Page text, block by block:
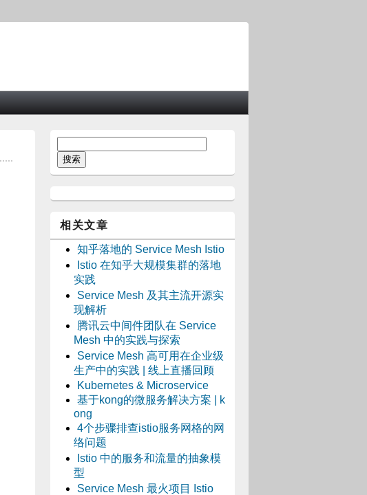
相关文章
知乎落地的 Service Mesh Istio
Istio 在知乎大规模集群的落地
实践
Service Mesh 及其主流开源实
现解析
腾讯云中间件团队在 Service
Mesh 中的实践与探索
Service Mesh 高可用在企业级
生产中的实践 | 线上直播回顾
Kubernetes & Microservice
基于kong的微服务解决方案 | k
ong
4个步骤排查istio服务网格的网
络问题
Istio 中的服务和流量的抽象模
型
Service Mesh 最火项目 Istio